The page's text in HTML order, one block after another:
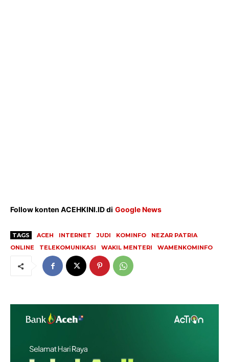
Follow konten ACEHKINI.ID di Google News
TAGS ACEH INTERNET JUDI KOMINFO
NEZAR PATRIA
ONLINE
TELEKOMUNIKASI WAKIL MENTERI WAMENKOMINFO